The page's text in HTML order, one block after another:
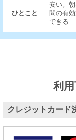
ひとこと
安い。
間の有
できる
利
クレジットカード